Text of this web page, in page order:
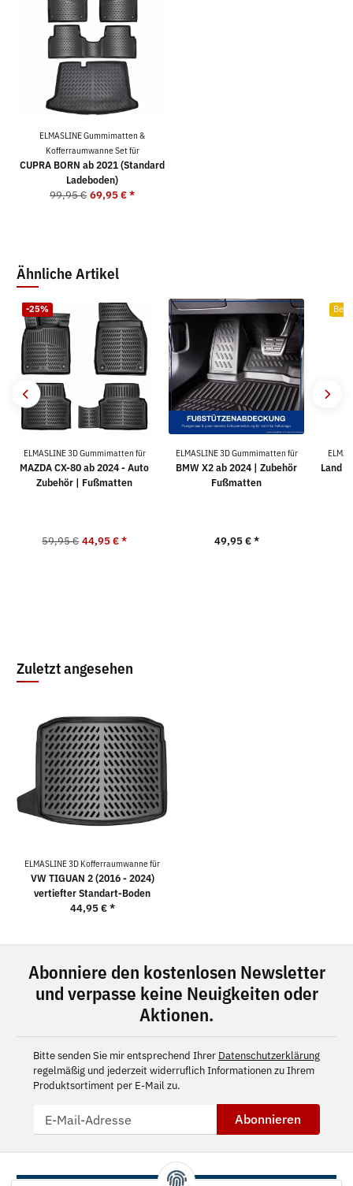
ELMASLINE Gummimatten &
Kofferraumwanne Set für
CUPRA BORN ab 2021 (Standard
Ladeboden)
99,95 € 69,95 €*
Ähnliche Artikel
-25%
ELMASLINE 3D Gummimatten für
MAZDA CX-80 ab 2024 - Auto
Zubehör | Fußmatten
59,95 € 44,95 €*
ELMASLINE 3D Gummimatten für
BMW X2 ab 2024 | Zubehör
Fußmatten
49,95 €*
Land
Zuletzt angesehen
ELMASLINE 3D Kofferraumwanne für
VW TIGUAN 2 (2016 - 2024)
vertiefter Standart-Boden
44,95 €*
Abonniere den kostenlosen Newsletter
und verpasse keine Neuigkeiten oder
Aktionen.
Bitte senden Sie mir entsprechend Ihrer Datenschutzerklärung
regelmäßig und jederzeit widerruflich Informationen zu Ihrem
Produktsortiment per E-Mail zu.
Abonnieren